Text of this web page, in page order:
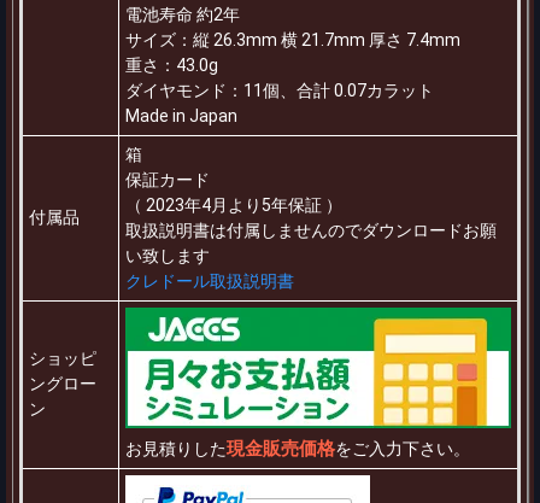
電池寿命 約2年
サイズ：縦 26.3mm 横 21.7mm 厚さ 7.4mm
重さ：43.0g
ダイヤモンド：11個、合計 0.07カラット
Made in Japan
付属品
箱
保証カード
（ 2023年4月より5年保証 ）
取扱説明書は付属しませんのでダウンロードお願
い致します
クレドール取扱説明書
ショッピ
ングロー
ン
お見積りした現金販売価格をご入力下さい。